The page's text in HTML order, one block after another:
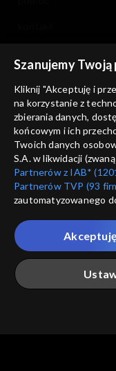
informacje o
Szanujemy
Kliknij "Akceptuję i
na korzystanie z
zbierania danych,
końcowym i ich
Twoich danych
S.A. w likwidacji
Partnerów z IAB*
Partnerów TVP (93
zautomatyzowanego
które wskazujemy
przez nas
Twoje dane osobowe
Ciebie naszych
„Portalem”, w tym